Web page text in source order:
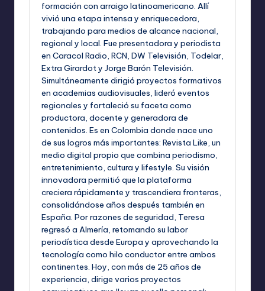
formación con arraigo latinoamericano. Allí
vivió una etapa intensa y enriquecedora,
trabajando para medios de alcance nacional,
regional y local. Fue presentadora y periodista
en Caracol Radio, RCN, DW Televisión, Todelar,
Extra Girardot y Jorge Barón Televisión.
Simultáneamente dirigió proyectos formativos
en academias audiovisuales, lideró eventos
regionales y fortaleció su faceta como
productora, docente y generadora de
contenidos. Es en Colombia donde nace uno
de sus logros más importantes: Revista Like, un
medio digital propio que combina periodismo,
entretenimiento, cultura y lifestyle. Su visión
innovadora permitió que la plataforma
creciera rápidamente y trascendiera fronteras,
consolidándose años después también en
España. Por razones de seguridad, Teresa
regresó a Almería, retomando su labor
periodística desde Europa y aprovechando la
tecnología como hilo conductor entre ambos
continentes. Hoy, con más de 25 años de
experiencia, dirige varios proyectos